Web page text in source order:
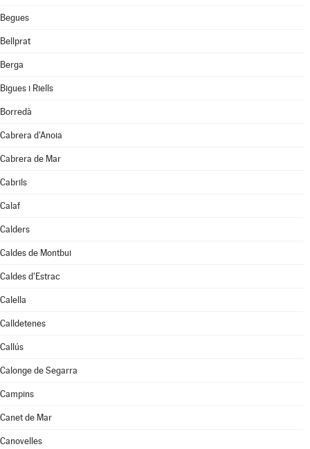
Begues
Bellprat
Berga
Bigues i Riells
Borredà
Cabrera d'Anoia
Cabrera de Mar
Cabrils
Calaf
Calders
Caldes de Montbui
Caldes d'Estrac
Calella
Calldetenes
Callús
Calonge de Segarra
Campins
Canet de Mar
Canovelles